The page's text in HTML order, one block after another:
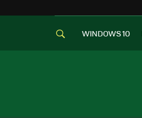
WINDOWS 10